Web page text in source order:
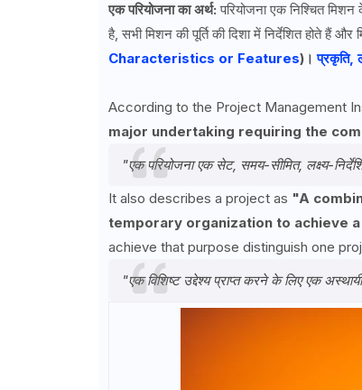
एक परियोजना का अर्थ: परियोजना एक निश्चित
है, सभी मिशन की पूर्ति की दिशा में निर्देशित होते हैं
Characteristics or Features)।प्रकृति,
According to the Project Management
major undertaking requiring the
"एक परियोजना एक सेट, समय-सीमित, लक्ष्य-
It also describes a project as "A
temporary organization to achieve
achieve that purpose distinguish one
"एक विशिष्ट उद्देश्य प्राप्त करने के लिए एक